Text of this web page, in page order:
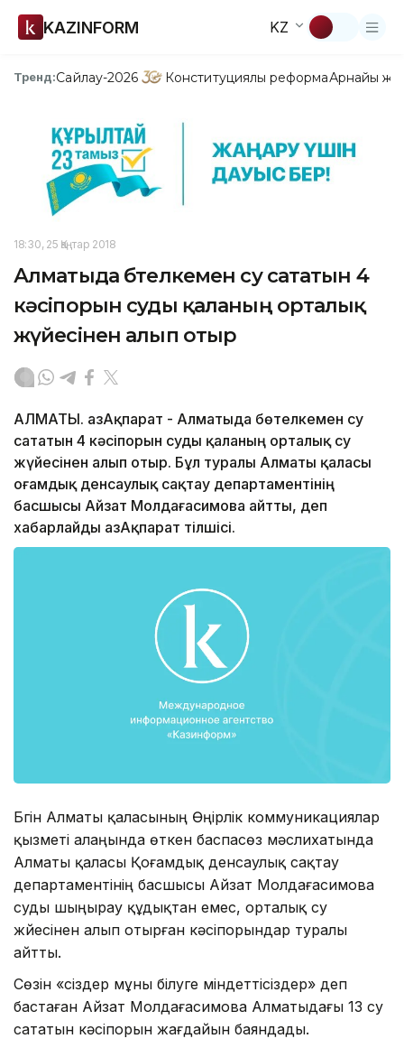
KAZINFORM KZ
Тренд:Сайлау-2026 Конституциялық реформаАрнайы
18:30, 25 Қаңтар 2018
Алматыда бөтелкемен су сататын 4
кәсіпорын суды қаланың орталық
жүйесінен алып отыр
АЛМАТЫ. ҚазАқпарат - Алматыда бөтелкемен су
сататын 4 кәсіпорын суды қаланың орталық су
жүйесінен алып отыр. Бұл туралы Алматы қаласы
Қоғамдық денсаулық сақтау департаментінің
басшысы Айзат Молдағасимова айтты, деп
хабарлайды ҚазАқпарат тілшісі.
Бүгін Алматы қаласының Өңірлік коммуникациялар
қызметі алаңында өткен баспасөз мәслихатында
Алматы қаласы Қоғамдық денсаулық сақтау
департаментінің басшысы Айзат Молдағасимова
суды шыңырау құдықтан емес, орталық су
жүйесінен алып отырған кәсіпорындар туралы
айтты.
Сөзін «сіздер мұны білуге міндеттісіздер» деп
бастаған Айзат Молдағасимова Алматыдағы 13 су
сататын кәсіпорын жағдайын баяндады.